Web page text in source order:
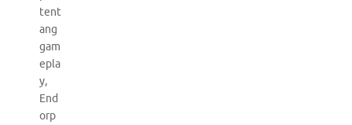
tent
ang
gam
epla
y,
End
orp